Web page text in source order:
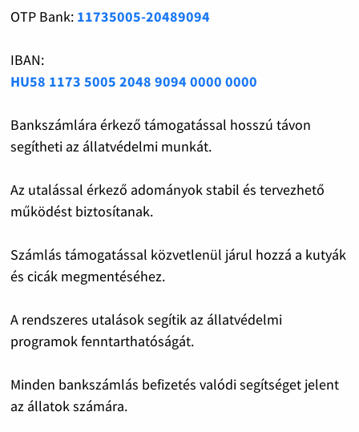
OTP Bank: 11735005-20489094
IBAN:
HU58 1173 5005 2048 9094 0000 0000
Bankszámlára érkező támogatással hosszú távon
segítheti az állatvédelmi munkát.
Az utalással érkező adományok stabil és tervezhető
működést biztosítanak.
Számlás támogatással közvetlenül járul hozzá a kutyák
és cicák megmentéséhez.
A rendszeres utalások segítik az állatvédelmi
programok fenntarthatóságát.
Minden bankszámlás befizetés valódi segítséget jelent
az állatok számára.